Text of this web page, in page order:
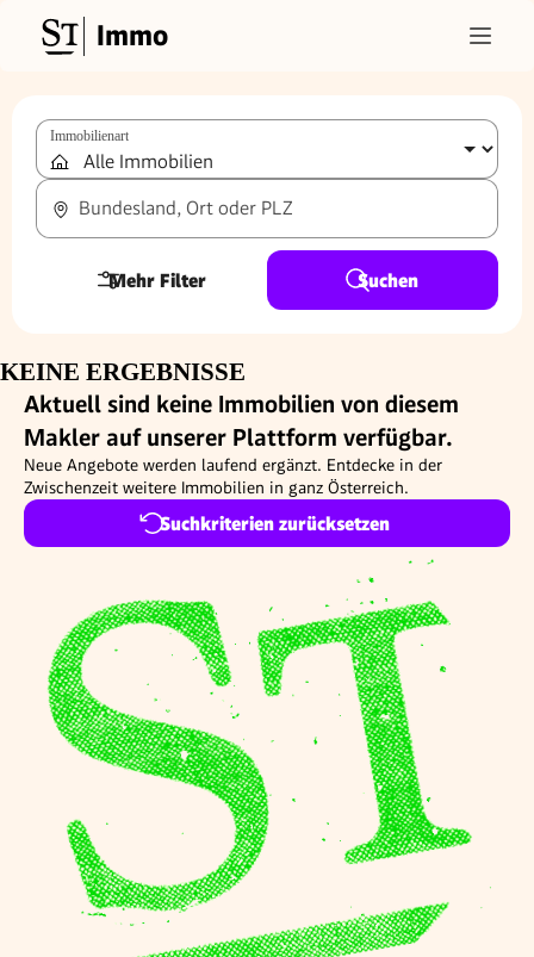
Immo
Immobilienart
Bundesland, Ort oder PLZ
Mehr Filter Suchen
KEINE ERGEBNISSE
Aktuell sind keine Immobilien von diesem
Makler auf unserer Plattform verfügbar.
Neue Angebote werden laufend ergänzt. Entdecke in der
Zwischenzeit weitere Immobilien in ganz Österreich.
Suchkriterien zurücksetzen